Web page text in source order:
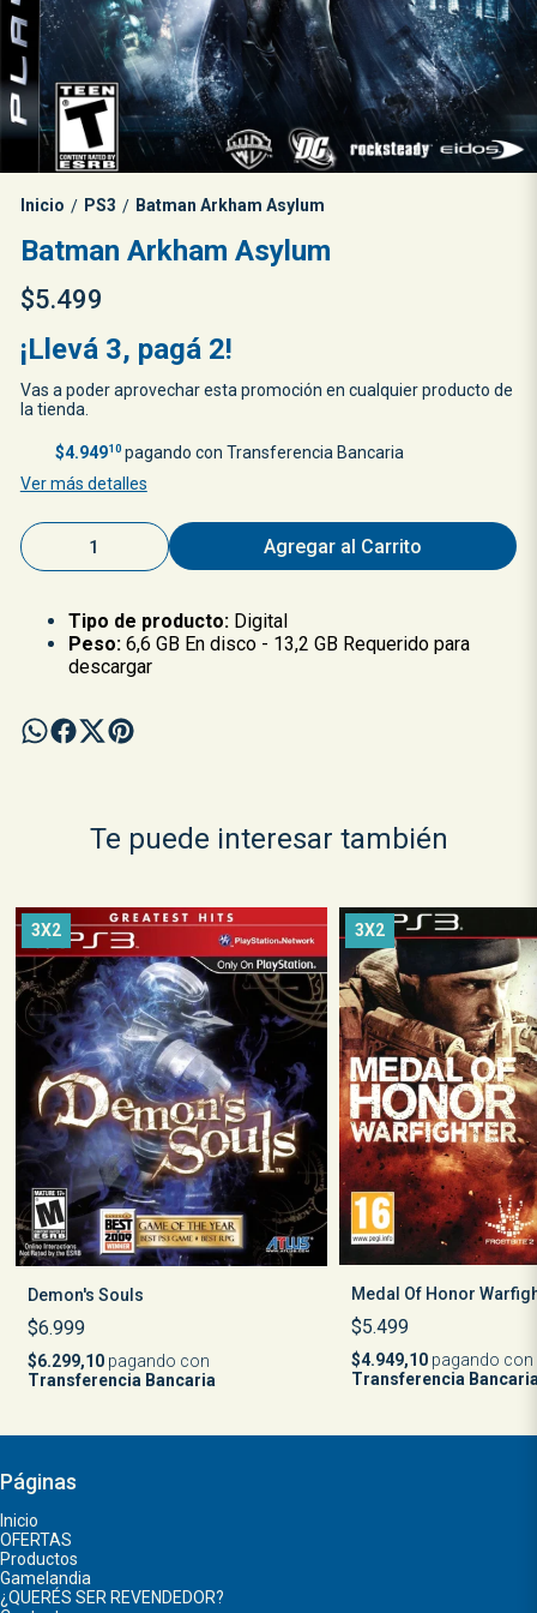
Inicio / PS3 / Batman Arkham Asylum
Batman Arkham Asylum
$5.499
¡Llevá 3, pagá 2!
Vas a poder aprovechar esta promoción en cualquier producto de
la tienda.
$4.94910pagando con Transferencia Bancaria
Ver más detalles
Agregar al Carrito
Tipo de producto: Digital
Peso: 6,6 GB En disco - 13,2 GB Requerido para
descargar
Te puede interesar también
3X2
Demon's Souls
$6.999
$6.299,10pagando con
Transferencia Bancaria
3X2
Medal Of Honor
$5.499
$4.949,10 pagando con
Transferencia
Páginas
Inicio
OFERTAS
Productos
Gamelandia
¿QUERÉS SER REVENDEDOR?